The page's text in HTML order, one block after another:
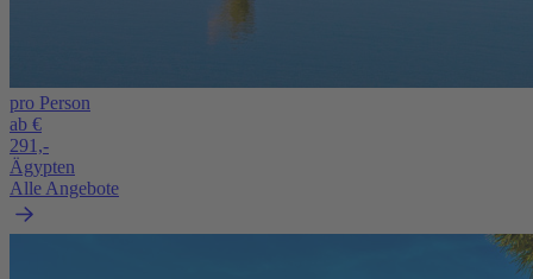
pro Person
ab €
291,-
Ägypten
Alle Angebote